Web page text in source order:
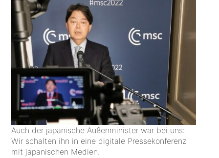
Auch der japanische Außenminister war bei uns:
Wir schalten ihn in eine digitale Pressekonferenz
mit japanischen Medien.